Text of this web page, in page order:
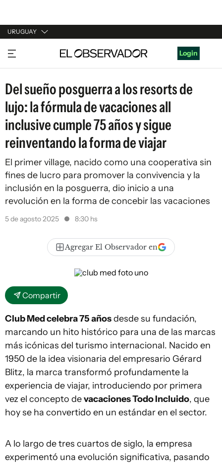
URUGUAY
URUGUAY
ARGENTINA
ESPAÑA
ESTADOS UNIDOS
Login
Del sueño posguerra a los resorts de
lujo: la fórmula de vacaciones all
inclusive cumple 75 años y sigue
reinventando la forma de viajar
El primer village, nacido como una cooperativa sin
fines de lucro para promover la convivencia y la
inclusión en la posguerra, dio inicio a una
revolución en la forma de concebir las vacaciones
5 de agosto 2025 8:30 hs
Agregar El Observador en
Compartir
Club Med celebra 75 añosdesde su fundación,
marcando un hito histórico para una de las marcas
más icónicas del turismo internacional. Nacido en
1950 de la idea visionaria del empresario Gérard
Blitz, la marca transformó profundamente la
experiencia de viajar, introduciendo por primera
vez el concepto devacaciones Todo Incluido, que
hoy se ha convertido en un estándar en el sector.
A lo largo de tres cuartos de siglo, la empresa
experimentó una evolución significativa, pasando